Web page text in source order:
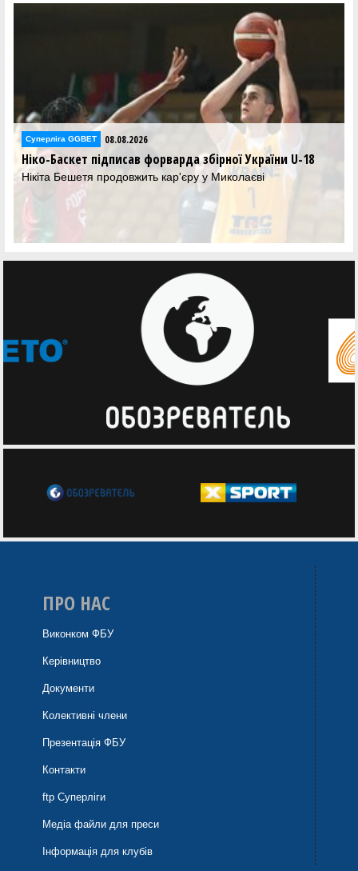
форварда збірної України U-18
кар'єру у Миколаєві
Суперліга GGBET
Дніпро розпочав
GGBET
Головний тренер
ПРО НАС
Виконком ФБУ
Керівництво
Документи
Колективні члени
Презентація ФБУ
Контакти
ftp Суперліги
Медіа файли для преси
Інформація для клубів